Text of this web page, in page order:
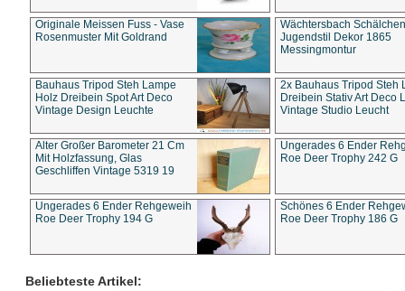
Originale Meissen Fuss - Vase
Rosenmuster Mit Goldrand
Wächtersbach Schälchen
Jugendstil Dekor 1865
Messingmontur
Bauhaus Tripod Steh Lampe
Holz Dreibein Spot Art Deco
Vintage Design Leuchte
2x Bauhaus Tripod Steh
Dreibein Stativ Art Deco
Vintage Studio Leucht
Alter Großer Barometer 21 Cm
Mit Holzfassung, Glas
Geschliffen Vintage 5319 19
Ungerades 6 Ender
Roe Deer Trophy 242 G
Ungerades 6 Ender Rehgeweih
Roe Deer Trophy 194 G
Schönes 6 Ender
Roe Deer Trophy 186 G
Beliebteste Artikel: